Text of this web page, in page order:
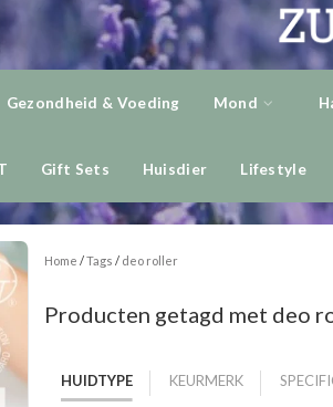
Gezondheid & Voeding Mond
Gift Sets Huisdier Lifestyle
Home /Tags / deo roller
Producten getagd met deo
HUIDTYPE KEURMERK